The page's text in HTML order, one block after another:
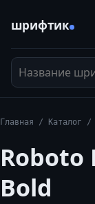
шрифтик
Название
Главная / Каталог /
Roboto
Bold